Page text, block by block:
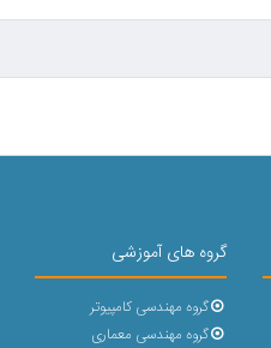
گروه های آموزشی
گروه مهندسی کامپیوتر
گروه مهندسی معماری